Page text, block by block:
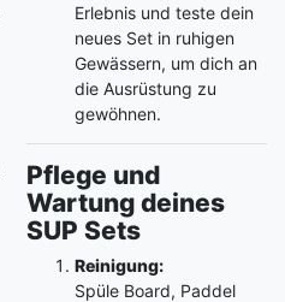
Erlebnis und teste dein
neues Set in ruhigen
Gewässern, um dich an
die Ausrüstung zu
gewöhnen.
Pflege und
Wartung deines
SUP Sets
Reinigung:
Spüle Board, Paddel